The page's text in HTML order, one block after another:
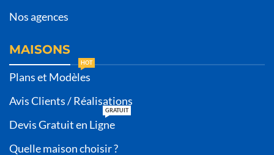
Nos agences
MAISONS
Plans et Modèles
HOT
Avis Clients / Réalisations
Devis Gratuit en Ligne
GRATUIT
Quelle maison choisir ?